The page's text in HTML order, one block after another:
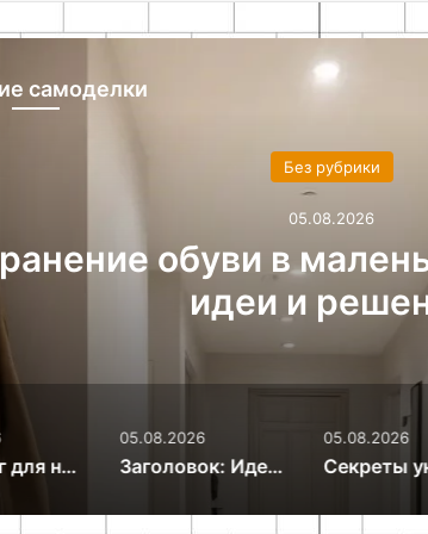
самоделки
прихожей:
решения
бумагокручение за 7 дней
05.08.2026
Заголовок: Идеи декора для ванной комнаты: создаем стиль и уют
05.08.2026
Секреты уютного дома: как создать гармонию и комфорт